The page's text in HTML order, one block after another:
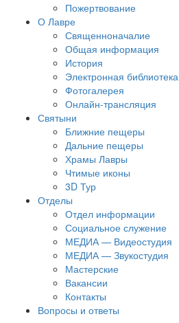
Пожертвование
О Лавре
Священноначалие
Общая информация
История
Электронная библиотека
Фотогалерея
Онлайн-трансляция
Святыни
Ближние пещеры
Дальние пещеры
Храмы Лавры
Чтимые иконы
3D Тур
Отделы
Отдел информации
Социальное служение
МЕДИА — Видеостудия
МЕДИА — Звукостудия
Мастерские
Вакансии
Контакты
Вопросы и ответы